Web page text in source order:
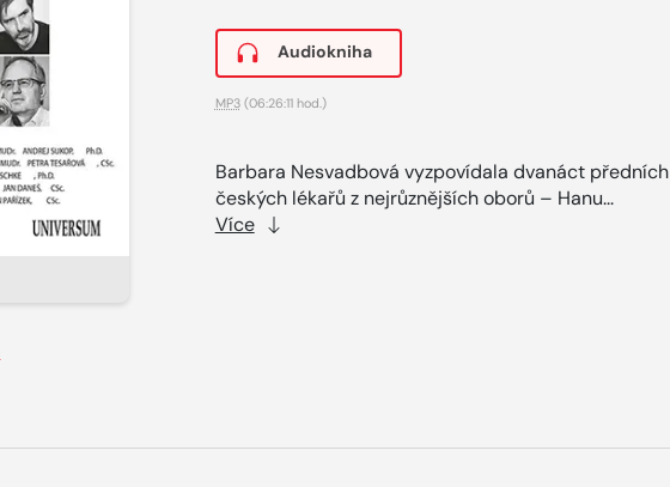
Audiokniha
MP3(06:26:11 hod.)
Barbara Nesvadbová vyzpovídala dvanáct předních
českých lékařů z nejrůznějších oborů – Hanu...
Více